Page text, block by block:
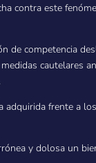
contra este
de competencia
cautelares
adquirida frente a
y dolosa un